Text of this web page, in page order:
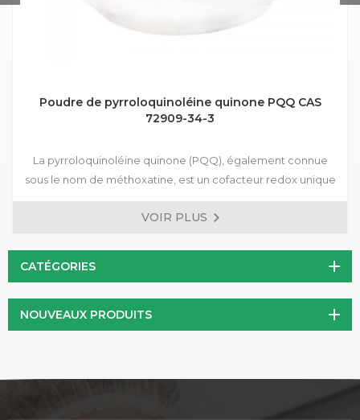
Poudre de pyrroloquinoléine quinone PQQ CAS
72909-34-3
La pyrroloquinoléine quinone (PQQ), également connue
sous le nom de méthoxatine, est un cofacteur redox unique
et puissant qui joue un rôle crucial dans la production
d'énergie cellulaire. Puissant antioxydant, la PQQ peut
production d'énergie cellulaire et une amélioration du
métabolisme énergétique global.
VOIR PLUS
CATÉGORIES
NOUVEAUX PRODUITS